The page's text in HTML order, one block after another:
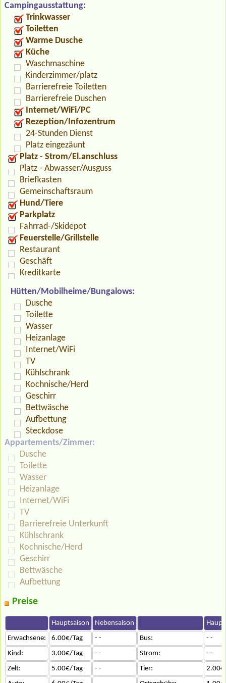
Campingausstattung:
Trinkwasser
Toiletten
Warme Dusche
Küche
Waschmaschine
Kinderzimmer/platz
Barrierefreie Toiletten
Barrierefreie Duschen
Internet/WiFi/PC
Rezeption/Infozentrum
24-Stunden Dienst
Platz eingezäunt
Platz - Strom/El.anschluss
Platz - Abwasser/Ausguss
Briefkasten
Gemeinschaftsraum
Hund/Tiere
Parkplatz
Fahrrad-/Skidepot
Feuerstelle/Grillstelle
Restaurant
Geschäft
Kreditkarte
Hütten/Mobilheime/Bungalows:
Dusche
Toilette
Wasser
Heizanlage
Internet/WiFi
TV
Kühlschrank
Kochnische/Herd
Geschirr
Bettwäsche
Aufbettung
Steckdose
Appartements/Zimmer:
Dusche
Toilette
Wasser
Heizanlage
Internet/WiFi
TV
Barrierefreie Unterkunft
Kühlschrank
Kochnische/Herd
Geschirr
Bettwäsche
Aufbettung
Preise
Hauptsaison Nebensaison
Erwachsene:
6.00€/Tag - - Bus:
- -
Kind:
3.00€/Tag - - Strom:
- -
Zelt:
5.00€/Tag - - Tier: